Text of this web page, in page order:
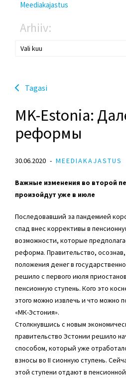
Meediakajastus
Arhiiv:
Tagasi
MK-Estonia:
реформы
30.06.2020 MEEDIAKAJASTUS
Важные изменения во второй
произойдут уже в июле
Последовавший за пандемией
спад внес коррективы в
возможности, которые
реформа. Правительство,
положения денег в
решило с первого июля
пенсионную ступень. Кого это
этого можно извлечь и что можно
«МК-Эстония».
Столкнувшись с новым
правительство Эстонии решило
способом, который уже
взносы во II сионную ступень.
этой ступени отдают в